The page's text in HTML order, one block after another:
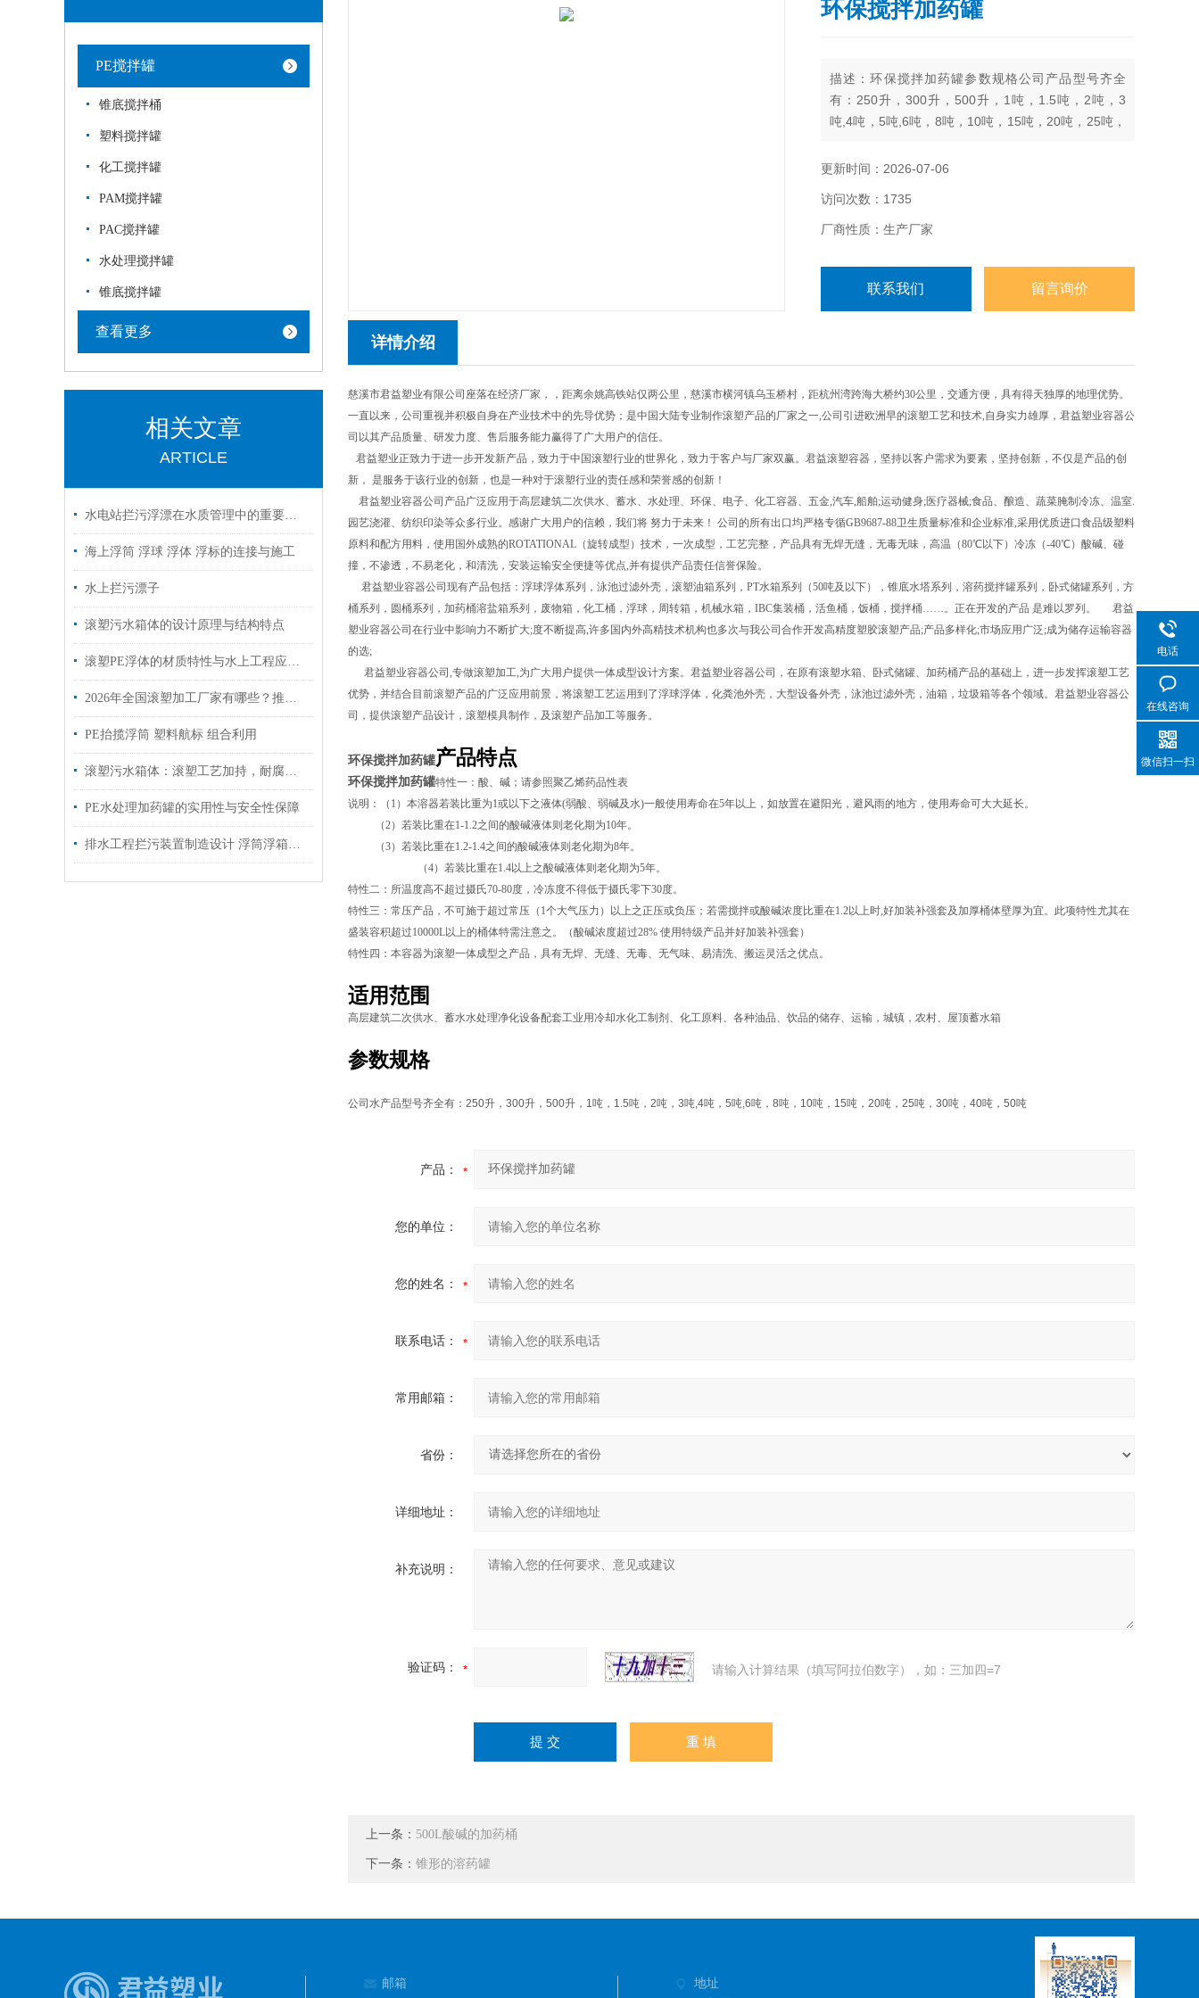
PE搅拌罐
锥底搅拌桶
塑料搅拌罐
化工搅拌罐
PAM搅拌罐
PAC搅拌罐
水处理搅拌罐
锥底搅拌罐
查看更多
相关文章
ARTICLE
水电站拦污浮漂在水质管理中的重要作用
海上浮筒 浮球 浮体 浮标的连接与施工
水上拦污漂子
滚塑污水箱体的设计原理与结构特点
滚塑PE浮体的材质特性与水上工程应用介绍
2026年全国滚塑加工厂家有哪些？推荐慈溪滚塑质量硬、有实力的优质生产商
PE抬揽浮筒 塑料航标 组合利用
滚塑污水箱体：滚塑工艺加持，耐腐抗冲击适配污水场景
PE水处理加药罐的实用性与安全性保障
排水工程拦污装置制造设计 浮筒浮箱浮筒浮漂浮箱
环保搅拌加药罐
描述：环保搅拌加药罐参数规格公司产品型号齐全
有：250升，300升，500升，1吨，1.5吨，2吨，3
吨,4吨，5吨,6吨，8吨，10吨，15吨，20吨，25吨，
更新时间：2026-07-06
访问次数：1735
厂商性质：生产厂家
联系我们 留言询价
详情介绍
慈溪市君益塑业有限公司座落在经济厂家，，距离余姚高铁站仅两公里，慈溪市横河镇乌玉桥村，距杭州湾跨海大桥约30公里，交通方便，具有得天独厚的地理优势。
一直以来，公司重视并积极自身在产业技术中的先导优势；是中国大陆专业制作滚塑产品的厂家之一,公司引进欧洲早的滚塑工艺和技术,自身实力雄厚，君益塑业容器公
司以其产品质量、研发力度、售后服务能力赢得了广大用户的信任。
君益塑业正致力于进一步开发新产品，致力于中国滚塑行业的世界化，致力于客户与厂家双赢。君益滚塑容器，坚持以客户需求为要素，坚持创新，不仅是产品的创
新， 是服务于该行业的创新，也是一种对于滚塑行业的责任感和荣誉感的创新！
君益塑业容器公司产品广泛应用于高层建筑二次供水、蓄水、水处理、环保、电子、化工容器、五金,汽车,船舶;运动健身;医疗器械;食品、酿造、蔬菜腌制冷冻、温室.
园艺浇灌、纺织印染等众多行业。感谢广大用户的信赖，我们将 努力于未来！ 公司的所有出口均严格专循GB9687-88卫生质量标准和企业标准,采用优质进口食品级塑料
原料和配方用料，使用国外成熟的ROTATIONAL（旋转成型）技术，一次成型，工艺完整，产品具有无焊无缝，无毒无味，高温（80℃以下）冷冻（-40℃）酸碱、碰
撞，不渗透，不易老化，和清洗，安装运输安全便捷等优点,并有提供产品责任信誉保险。
君益塑业容器公司现有产品包括：浮球浮体系列，泳池过滤外壳，滚塑油箱系列，PT水箱系列（50吨及以下），锥底水塔系列，溶药搅拌罐系列，卧式储罐系列，方
桶系列，圆桶系列，加药桶溶盐箱系列，废物箱，化工桶，浮球，周转箱，机械水箱，IBC集装桶，活鱼桶，饭桶，搅拌桶……。正在开发的产品 是难以罗列。 君益
塑业容器公司在行业中影响力不断扩大;度不断提高,许多国内外高精技术机构也多次与我公司合作开发高精度塑胶滚塑产品;产品多样化;市场应用广泛;成为储存运输容器
的选;
君益塑业容器公司,专做滚塑加工,为广大用户提供一体成型设计方案。君益塑业容器公司，在原有滚塑水箱、卧式储罐、加药桶产品的基础上，进一步发挥滚塑工艺
优势，并结合目前滚塑产品的广泛应用前景，将滚塑工艺运用到了浮球浮体，化粪池外壳，大型设备外壳，泳池过滤外壳，油箱，垃圾箱等各个领域。君益塑业容器公
司，提供滚塑产品设计，滚塑模具制作，及滚塑产品加工等服务。
环保搅拌加药罐产品特点
环保搅拌加药罐特性一：酸、碱；请参照聚乙烯药品性表
说明：（1）本溶器若装比重为1或以下之液体(弱酸、弱碱及水)一般使用寿命在5年以上，如放置在避阳光，避风雨的地方，使用寿命可大大延长。
（2）若装比重在1-1.2之间的酸碱液体则老化期为10年。
（3）若装比重在1.2-1.4之间的酸碱液体则老化期为8年。
（4）若装比重在1.4以上之酸碱液体则老化期为5年。
特性二：所温度高不超过摄氏70-80度，冷冻度不得低于摄氏零下30度。
特性三：常压产品，不可施于超过常压（1个大气压力）以上之正压或负压；若需搅拌或酸碱浓度比重在1.2以上时,好加装补强套及加厚桶体壁厚为宜。此项特性尤其在
盛装容积超过10000L以上的桶体特需注意之。（酸碱浓度超过28% 使用特级产品并好加装补强套）
特性四：本容器为滚塑一体成型之产品，具有无焊、无缝、无毒、无气味、易清洗、搬运灵活之优点。
适用范围
高层建筑二次供水、蓄水水处理净化设备配套工业用冷却水化工制剂、化工原料、各种油品、饮品的储存、运输，城镇，农村、屋顶蓄水箱
参数规格
公司水产品型号齐全有： 250升， 300升， 500升， 1吨， 1.5吨， 2吨， 3吨,4吨， 5吨,6吨， 8吨， 10吨， 15吨， 20吨， 25吨， 30吨， 40吨， 50吨
产品：
您的单位：
您的姓名：
联系电话：
常用邮箱：
省份：
详细地址：
补充说明：
验证码： 请输入计算结果（填写阿拉伯数字），如：三加四=7
上一条： 500L酸碱的加药桶
下一条： 锥形的溶药罐
邮箱 地址
电话
在线咨询
微信扫一扫